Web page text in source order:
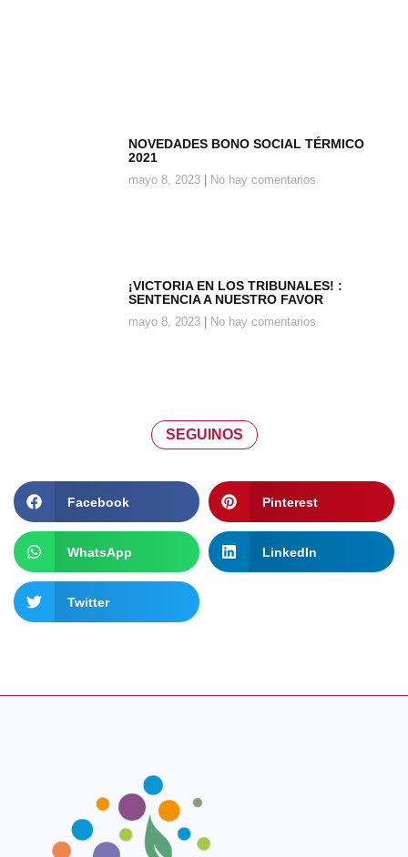
NOVEDADES BONO SOCIAL TÉRMICO
2021
mayo 8, 2023 No hay comentarios
¡VICTORIA EN LOS TRIBUNALES! :
SENTENCIA A NUESTRO FAVOR
mayo 8, 2023 No hay comentarios
SEGUINOS
Facebook Pinterest
WhatsApp LinkedIn
Twitter